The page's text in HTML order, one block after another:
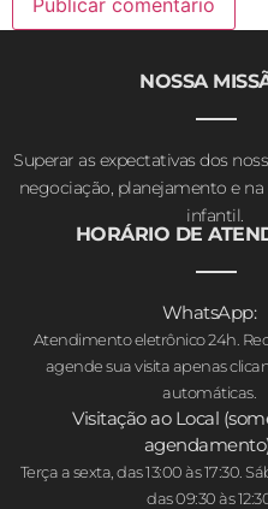
NOSSA
Superar as expectativas dos
negociação, planejamento e
infantil.
HORÁRIO DE
WhatsApp:
Atendimento eletrônico 24h.
agende sua visita apenas
automáticas.
Visitação ao Local
Terça a sexta, das 13:00 às 17:30.
das 09:30 às